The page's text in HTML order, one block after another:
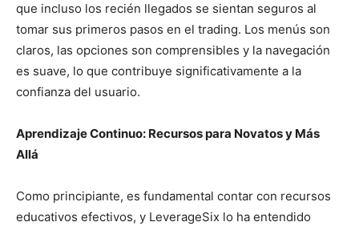
que incluso los recién llegados se sientan seguros al
tomar sus primeros pasos en el trading. Los menús son
claros, las opciones son comprensibles y la navegación
es suave, lo que contribuye significativamente a la
confianza del usuario.
Aprendizaje Continuo: Recursos para Novatos y Más
Allá
Como principiante, es fundamental contar con recursos
educativos efectivos, y LeverageSix lo ha entendido